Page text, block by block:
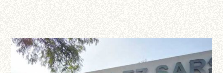
p
p
m
o
ti